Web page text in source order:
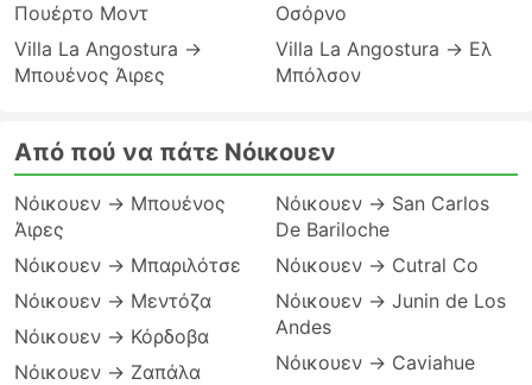
Πουέρτο Μοντ
Villa La Angostura →
Μπουένος Άιρες
Οσόρνο
Villa La Angostura → Eλ
Μπόλσον
Από πού να πάτε Νόικουεν
Νόικουεν → Μπουένος
Άιρες
Νόικουεν → Μπαριλότσε
Νόικουεν → Μεντόζα
Νόικουεν → Κόρδοβα
Νόικουεν → Ζαπάλα
Νόικουεν → San Carlos
De Bariloche
Νόικουεν → Cutral Co
Νόικουεν → Junin de Los
Andes
Νόικουεν → Caviahue